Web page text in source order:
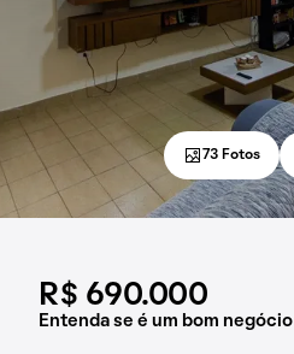
R$ 690.000
Entenda se é um bom negócio
73 Fotos